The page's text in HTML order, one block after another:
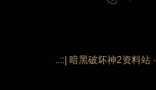
..::| 暗黑破坏神2资料站 ·